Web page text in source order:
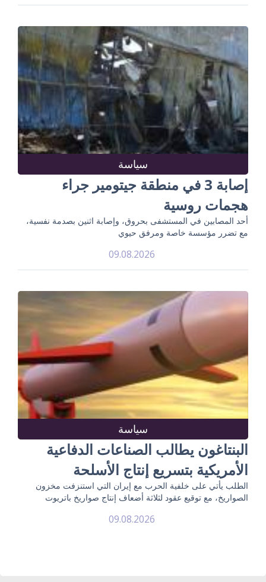
سياسة
إصابة 3 في منطقة جيتومير جراء
هجمات روسية
أحد المصابين في المستشفى بحروق، وإصابة اثنين بصدمة نفسية،
مع تضرر مؤسسة خاصة ومرفق حيوي
09.08.2026
سياسة
البنتاغون يطالب الصناعات الدفاعية
الأمريكية بتسريع إنتاج الأسلحة
الطلب يأتي على خلفية الحرب مع إيران التي استنزفت مخزون
الصواريخ، مع توقيع عقود لثلاثة أضعاف إنتاج صواريخ باتريوت
09.08.2026